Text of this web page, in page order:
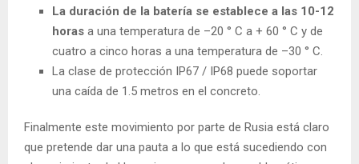
La duración de la batería se establece a las 10-12
horas a una temperatura de –20 ° C a + 60 ° C y de
cuatro a cinco horas a una temperatura de –30 ° C.
La clase de protección IP67 / IP68 puede soportar
una caída de 1.5 metros en el concreto.
Finalmente este movimiento por parte de Rusia está claro
que pretende dar una pauta a lo que está sucediendo con